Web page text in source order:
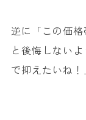
逆に「この価格
と後悔しない
で抑えたいね！